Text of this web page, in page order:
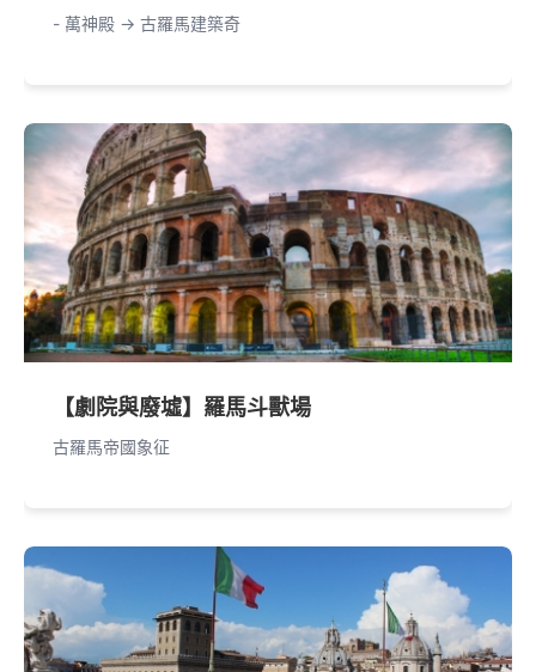
- 萬神殿 -> 古羅馬建築奇
【劇院與廢墟】羅馬斗獸場
古羅馬帝國象征